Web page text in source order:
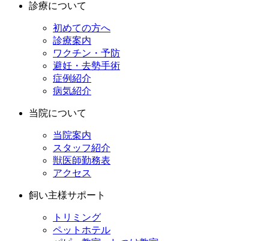
診療について
初めての方へ
診療案内
ワクチン・予防
避妊・去勢手術
症例紹介
病気紹介
当院について
当院案内
スタッフ紹介
獣医師勤務表
アクセス
飼い主様サポート
トリミング
ペットホテル